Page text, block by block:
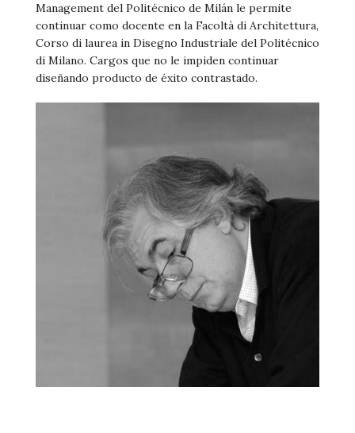
Management del Politécnico de Milán le permite
continuar como docente en la Facoltà di Architettura,
Corso di laurea in Disegno Industriale del Politécnico
di Milano. Cargos que no le impiden continuar
diseñando producto de éxito contrastado.